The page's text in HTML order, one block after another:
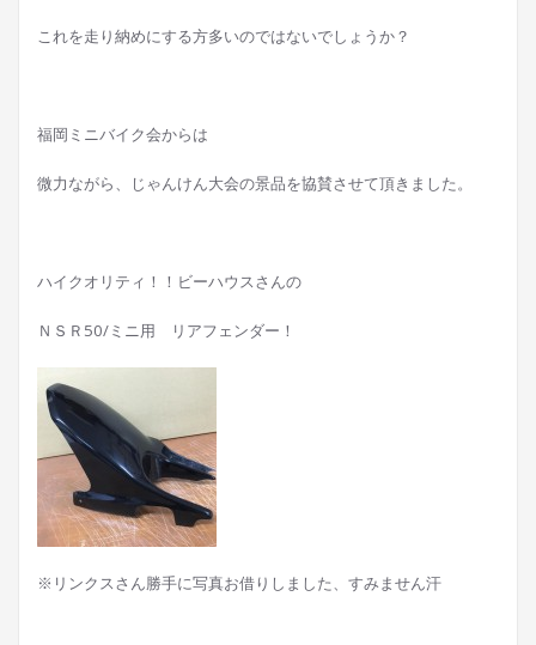
これを走り納めにする方多いのではないでしょうか？
福岡ミニバイク会からは
微力ながら、じゃんけん大会の景品を協賛させて頂きました。
ハイクオリティ！！ビーハウスさんの
ＮＳＲ50/ミニ用 リアフェンダー！
※リンクスさん勝手に写真お借りしました、すみません汗